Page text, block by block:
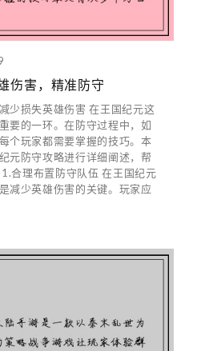
伤害，精准防守
少损失英雄伤害 在王国纪元这
要的一环。在防守过程中，如
个玩家都需要掌握的技巧。本
元防守攻略进行详细阐述，帮
合理布置防守队伍 在王国纪元
减少英雄伤害的关键。玩家应